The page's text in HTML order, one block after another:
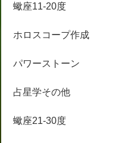
蠍座11-20度
ホロスコープ作成
パワーストーン
占星学その他
蠍座21-30度